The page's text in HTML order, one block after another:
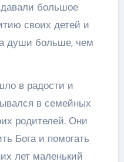
большое
своих детей и
души больше, чем
в радости и
в семейных
родителей. Они
Бога и помогать
лет маленький